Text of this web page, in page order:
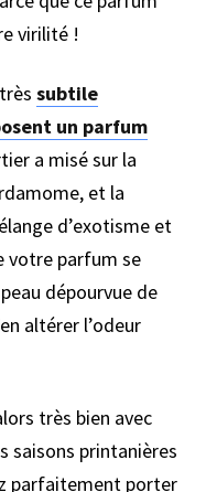
virilité !
subtile
un parfum
a misé sur la
et la
d’exotisme et
votre parfum se
dépourvue de
altérer l’odeur
très bien avec
saisons printanières
parfaitement porter